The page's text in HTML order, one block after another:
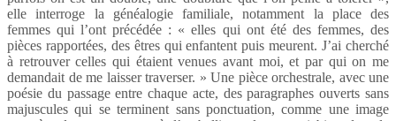
elle inter­roge la généa­lo­gie fami­liale, notam­ment la place des
femmes qui l’ont précé­dée : « elles qui ont été des femmes, des
pièces rappor­tées, des êtres qui enfantent puis meurent. J’ai cher­ché
à retrou­ver celles qui étaient venues avant moi, et par qui on me
deman­dait de me lais­ser traver­ser. » Une pièce orches­trale, avec une
poésie du passage entre chaque acte, des para­graphes ouverts sans
majus­cules qui se terminent sans ponc­tua­tion, comme une image